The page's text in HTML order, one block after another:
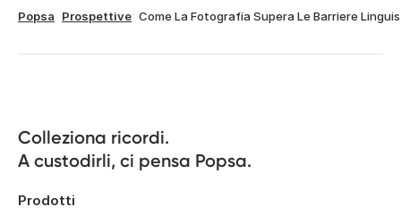
Popsa Prospettive Come La Fotografia Supera Le Barriere
Colleziona ricordi.
A custodirli, ci pensa Popsa.
Prodotti